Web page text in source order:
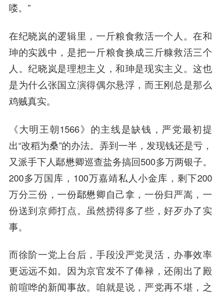
喽。”
在纪晓岚的逻辑里，一斤粮食救活一个人。在和
珅的实践中，是把一斤粮食换成三斤糠救活三个
人。纪晓岚是理想主义，和珅是现实主义。这也
是为什么张国立演得偶尔悬浮，而王刚总是那么
鸡贼真实。
《大明王朝1566》的主线是缺钱，严党最初提
出“改稻为桑”的办法。弄到一半，发现钱还是亏，
又派手下人鄢懋卿巡查盐务搞回500多万两银子。
200多万国库，100万嘉靖私人小金库，剩下200
万分三份，一份鄢懋卿自己拿，一份归严嵩，一
份送到京师打点。虽然捞得多了些，好歹办了实
事。
而徐阶一党上台后，手段没严党灵活，办事效率
更远远不如。因为京官发不了俸禄，还闹出了殿
前喧哗的新闻事故。咱就是说，严党再不堪，之